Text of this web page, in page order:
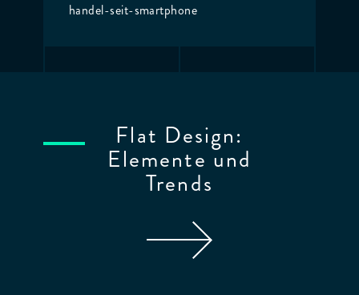
handel-seit-smartphone
Flat Design:
Elemente und
Trends